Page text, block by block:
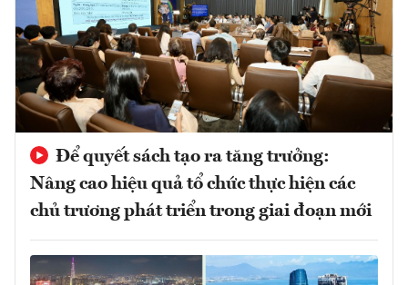
Để quyết sách tạo ra tăng trưởng:
Nâng cao hiệu quả tổ chức thực hiện các
chủ trương phát triển trong giai đoạn mới